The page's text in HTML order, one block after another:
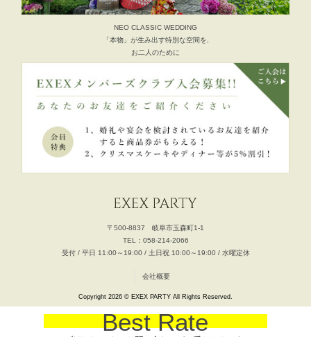
Best Rate
NEO CLASSIC WEDDING
「本物」が生み出す特別な空間を,
お二人のために
〒500-8837 岐阜市玉森町1-1
TEL：058-214-2066
受付 / 平日 11:00～19:00 / 土日祝 10:00～19:00 / 水曜定休
会社概要
Copyright 2026 © EXEX PARTY All Rights Reserved.